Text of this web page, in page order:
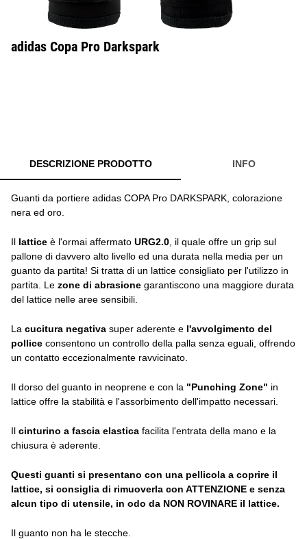
adidas Copa Pro Darkspark
DESCRIZIONE PRODOTTO INFO
Guanti da portiere adidas COPA Pro DARKSPARK, colorazione
nera ed oro.
Il lattice è l'ormai affermato URG2.0 , il quale offre un grip sul
pallone di davvero alto livello ed una durata nella media per un
guanto da partita! Si tratta di un lattice consigliato per l'utilizzo in
partita. Le zone di abrasione garantiscono una maggiore durata
del lattice nelle aree sensibili.
La cucitura negativa super aderente e l'avvolgimento del
pollice consentono un controllo della palla senza eguali, offrendo
un contatto eccezionalmente ravvicinato.
Il dorso del guanto in neoprene e con la "Punching Zone" in
lattice offre la stabilità e l'assorbimento dell'impatto necessari.
Il cinturino a fascia elastica facilita l'entrata della mano e la
chiusura è aderente.
Questi guanti si presentano con una pellicola a coprire il
lattice, si consiglia di rimuoverla con ATTENZIONE e senza
alcun tipo di utensile, in odo da NON ROVINARE il lattice.
Il guanto non ha le stecche.